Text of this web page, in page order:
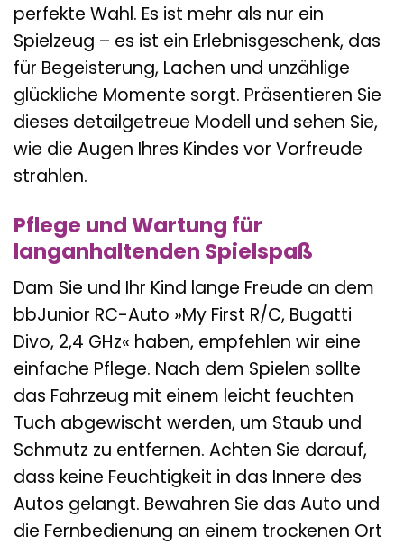
perfekte Wahl. Es ist mehr als nur ein
Spielzeug – es ist ein Erlebnisgeschenk, das
für Begeisterung, Lachen und unzählige
glückliche Momente sorgt. Präsentieren Sie
dieses detailgetreue Modell und sehen Sie,
wie die Augen Ihres Kindes vor Vorfreude
strahlen.
Pflege und Wartung für
langanhaltenden Spielspaß
Dam Sie und Ihr Kind lange Freude an dem
bbJunior RC-Auto »My First R/C, Bugatti
Divo, 2,4 GHz« haben, empfehlen wir eine
einfache Pflege. Nach dem Spielen sollte
das Fahrzeug mit einem leicht feuchten
Tuch abgewischt werden, um Staub und
Schmutz zu entfernen. Achten Sie darauf,
dass keine Feuchtigkeit in das Innere des
Autos gelangt. Bewahren Sie das Auto und
die Fernbedienung an einem trockenen Ort